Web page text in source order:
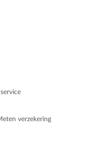
verzekering